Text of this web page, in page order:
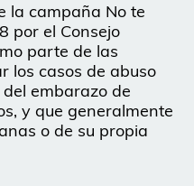
la campaña No te
por el Consejo
parte de las
los casos de abuso
embarazo de
y que generalmente
o de su propia